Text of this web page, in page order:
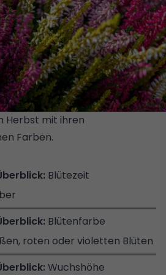
Herbst mit ihren
Farben.
Blütezeit
Blütenfarbe
roten oder violetten Blüten
Wuchshöhe